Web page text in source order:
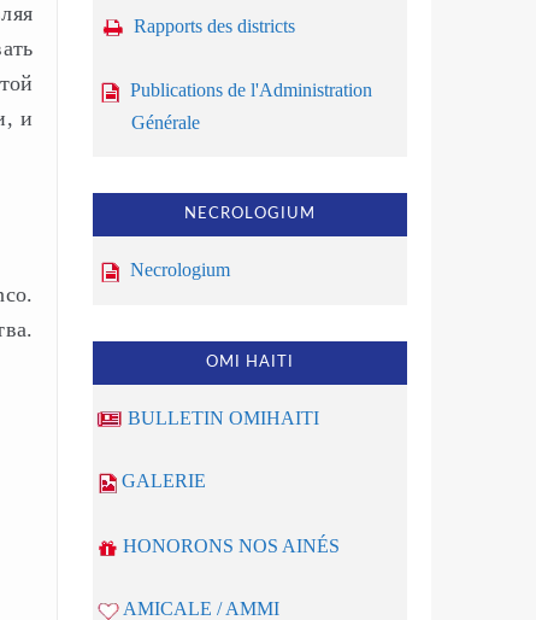
и
Rapports des districts
Publications de l'Administration
Générale
NECROLOGIUM
Necrologium
OMI HAITI
BULLETIN OMIHAITI
GALERIE
HONORONS NOS AINÉS
AMICALE / AMMI